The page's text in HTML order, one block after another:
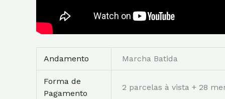
Andamento Marcha Batida
Forma de
Pagamento
2 parcelas à vista + 28